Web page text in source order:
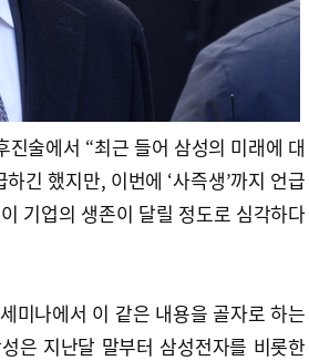
술에서 “최근 들어 삼성의 미래에 대
긴 했지만, 이번에 ‘사즉생’까지 언급
기업의 생존이 달릴 정도로 심각하다
미나에서 이 같은 내용을 골자로 하는
은 지난달 말부터 삼성전자를 비롯한